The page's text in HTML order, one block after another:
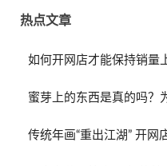
热点文章
如何开网店才能保持销量
蜜芽上的东西是真的吗？
传统年画“重出江湖” 开网